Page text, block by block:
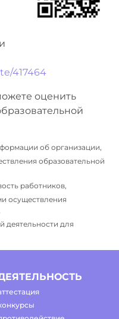
417464
оценить
об организации,
образовательной
работников,
осуществления
деятельности для